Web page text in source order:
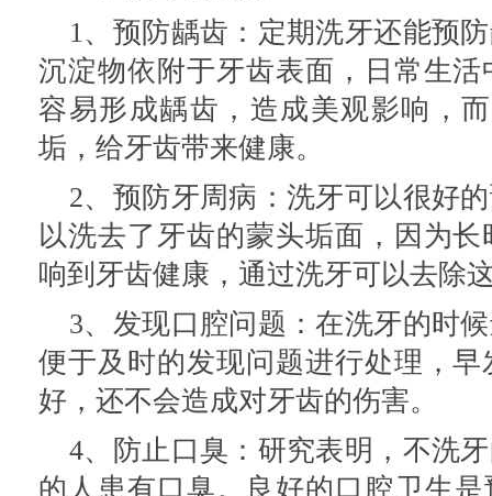
1、预防龋齿：定期洗牙还能预
沉淀物依附于牙齿表面，日常生
容易形成龋齿，造成美观影响，
垢，给牙齿带来健康。
2、预防牙周病：洗牙可以很好
以洗去了牙齿的蒙头垢面，因为
响到牙齿健康，通过洗牙可以去除
3、发现口腔问题：在洗牙的时
便于及时的发现问题进行处理，
好，还不会造成对牙齿的伤害。
4、防止口臭：研究表明，不洗
的人患有口臭。良好的口腔卫生